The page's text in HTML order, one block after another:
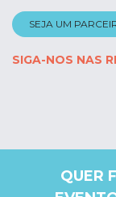
SEJA UM
SIGA-NOS NAS
QUER